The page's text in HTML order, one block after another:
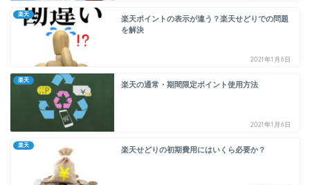
楽天
楽天ポイントの表示が違う？楽天せどりでの問題
を解決
2021年1月6日
楽天
楽天の通常・期間限定ポイント使用方法
2021年1月6日
楽天
楽天せどりの初期費用にはいくら必要か？